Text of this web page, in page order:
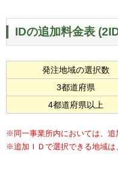
IDの追加料金表
発注地域の選択数
3都道府県
4都道府県以上
※同一事業所内においては、追
※追加ＩＤで選択できる地域